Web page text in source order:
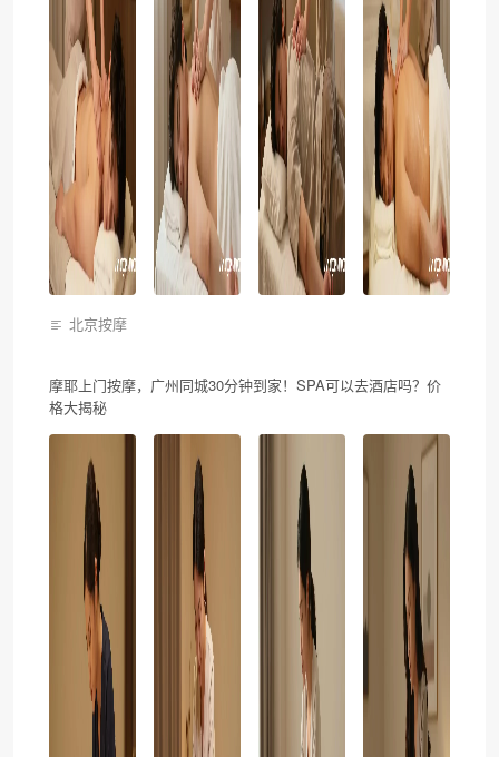
北京按摩
摩耶上门按摩，广州同城30分钟到家！SPA可以去酒店吗？价
格大揭秘